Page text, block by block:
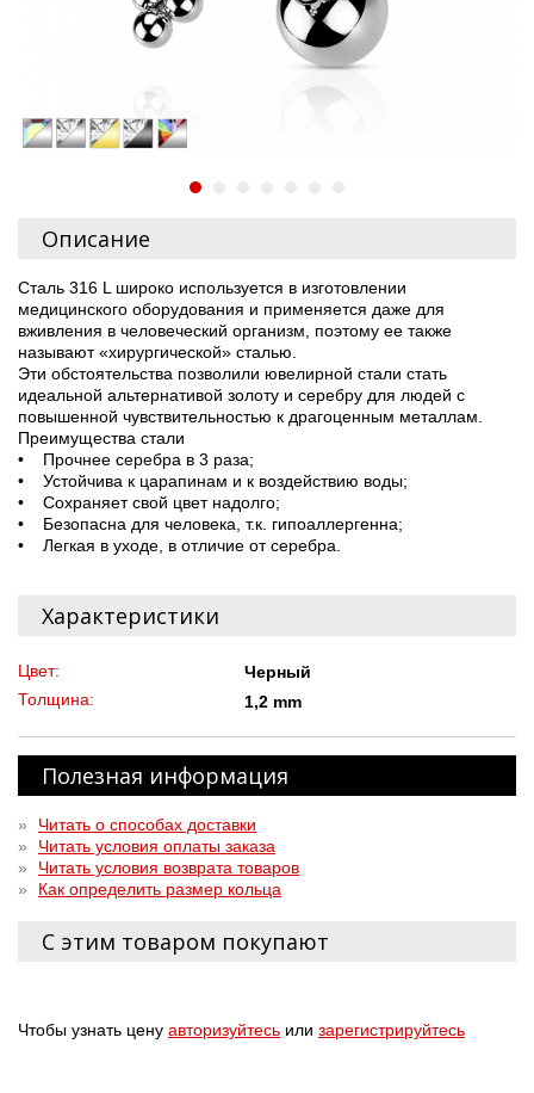
Описание
Сталь 316 L широко используется в изготовлении
медицинского оборудования и применяется даже для
вживления в человеческий организм, поэтому ее также
называют «хирургической» сталью.
Эти обстоятельства позволили ювелирной стали стать
идеальной альтернативой золоту и серебру для людей с
повышенной чувствительностью к драгоценным металлам.
Преимущества стали
• Прочнее серебра в 3 раза;
• Устойчива к царапинам и к воздействию воды;
• Сохраняет свой цвет надолго;
• Безопасна для человека, т.к. гипоаллергенна;
• Легкая в уходе, в отличие от серебра.
Характеристики
Цвет:
Черный
Толщина:
1,2 mm
Полезная информация
»
Читать о способах доставки
»
Читать условия оплаты заказа
»
Читать условия возврата товаров
»
Как определить размер кольца
С этим товаром покупают
Чтобы узнать цену авторизуйтесь или зарегистрируйтесь